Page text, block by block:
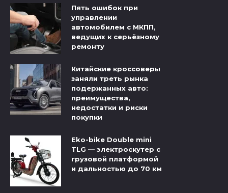
Пять ошибок при
управлении
автомобилем с МКПП,
ведущих к серьёзному
ремонту
Китайские кроссоверы
заняли треть рынка
подержанных авто:
преимущества,
недостатки и риски
покупки
Eko-bike Double mini
TLG — электроскутер с
грузовой платформой
и дальностью до 70 км